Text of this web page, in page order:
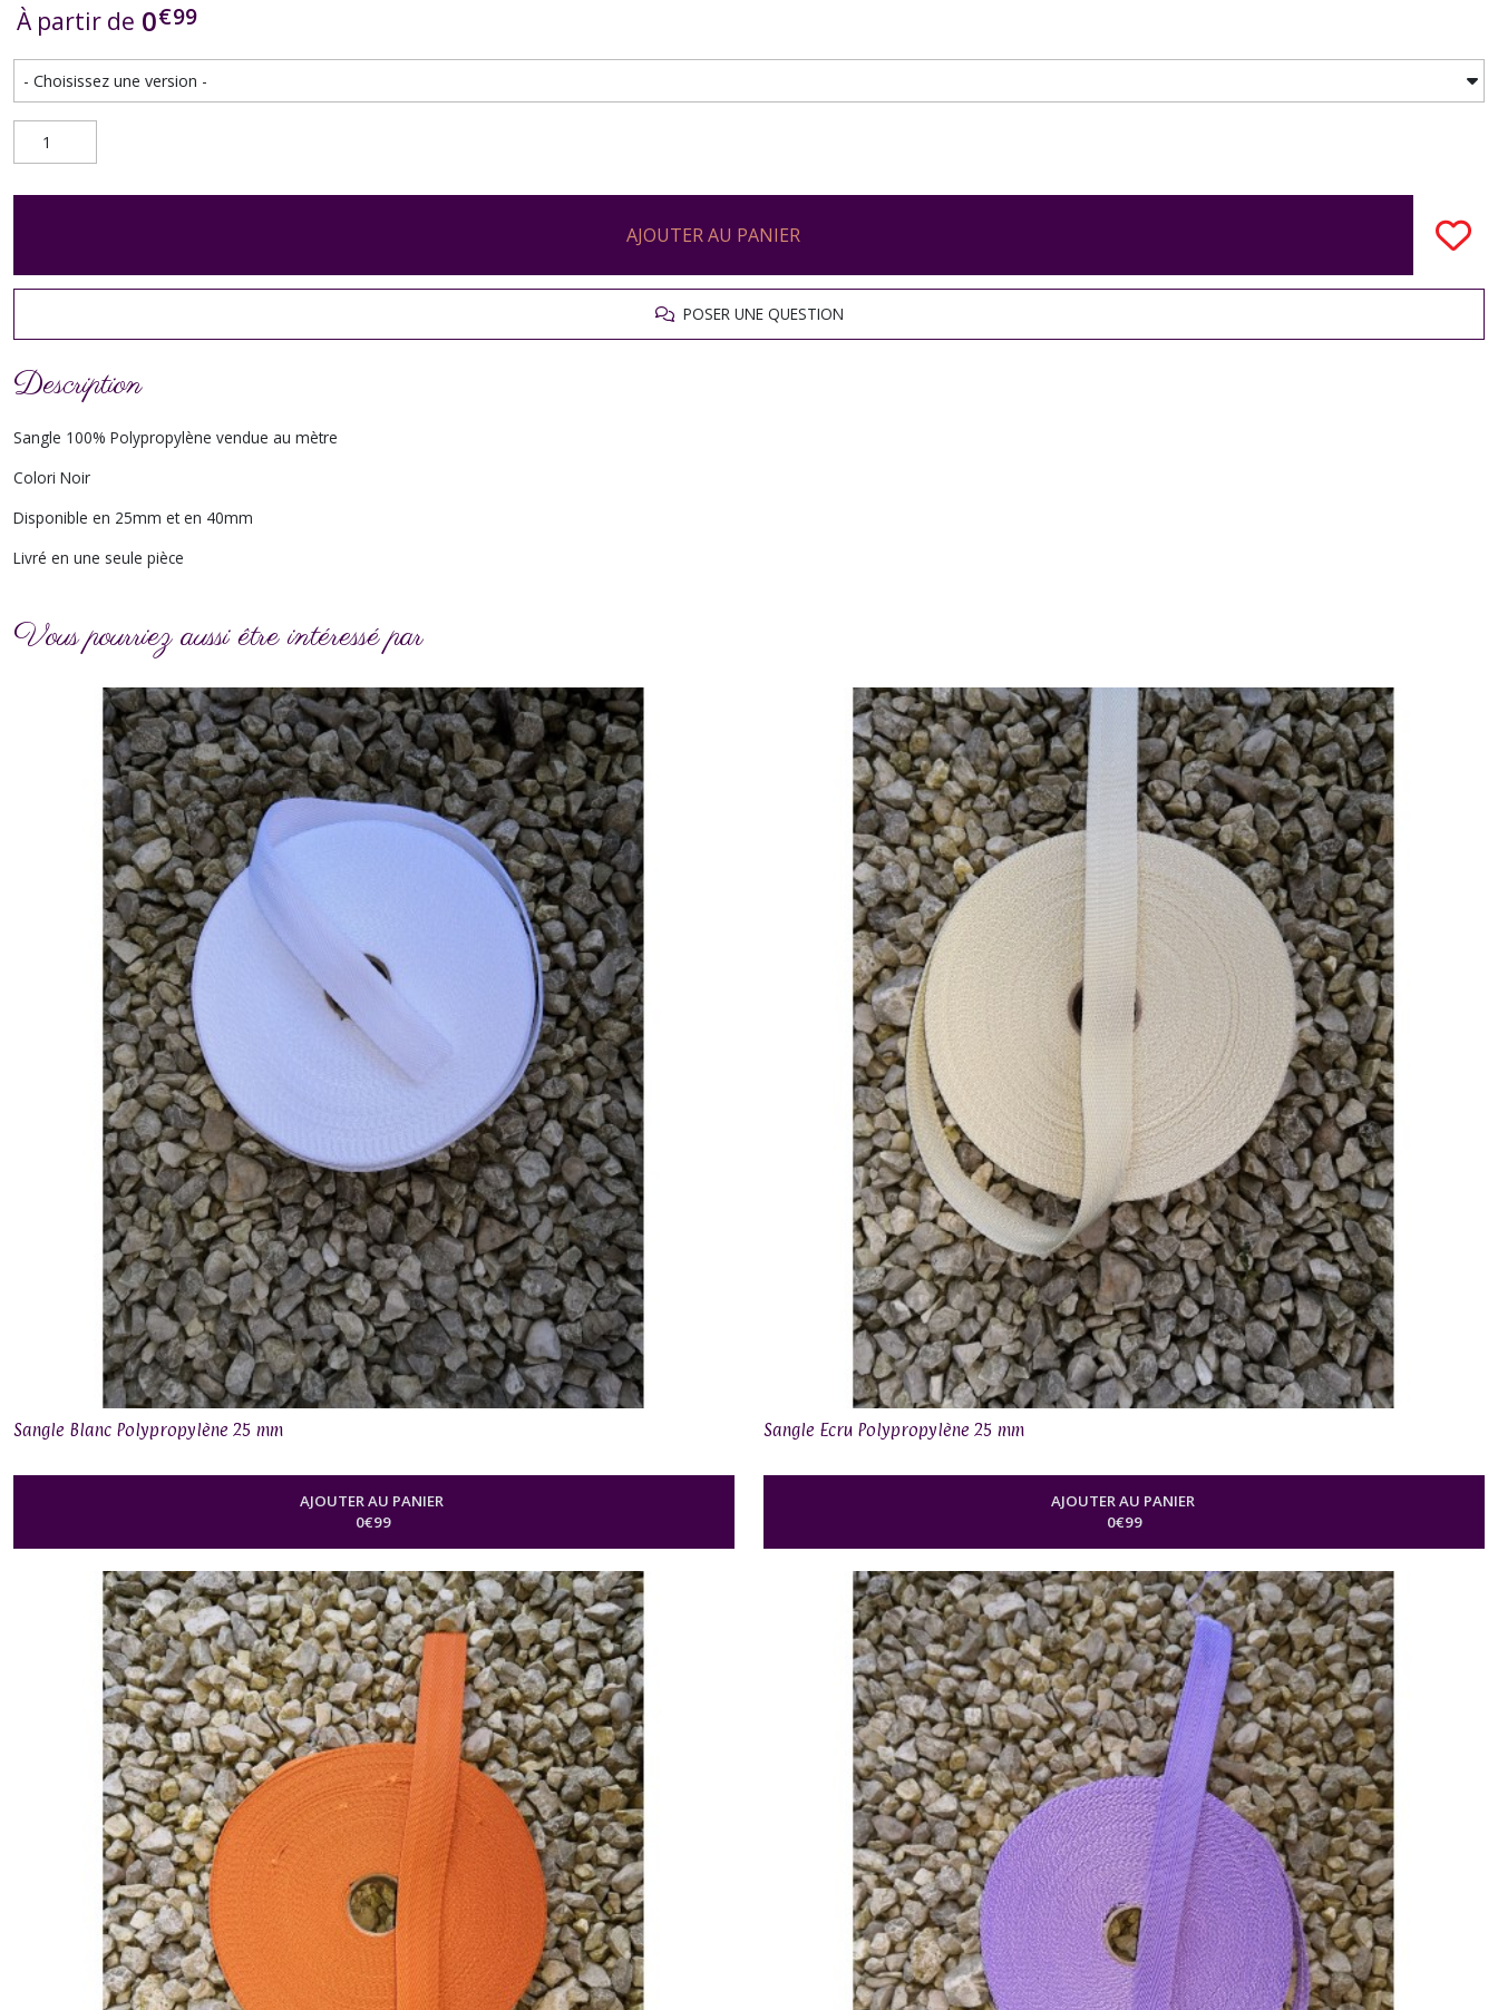
À partir de 0€99
AJOUTER AU PANIER
POSER UNE QUESTION
Description
Sangle 100% Polypropylène vendue au mètre
Colori Noir
Disponible en 25mm et en 40mm
Livré en une seule pièce
Vous pourriez aussi être intéressé par
Sangle Blanc Polypropylène 25 mm
AJOUTER AU PANIER
0€99
Sangle Ecru Polypropylène 25 mm
AJOUTER AU PANIER
0€99